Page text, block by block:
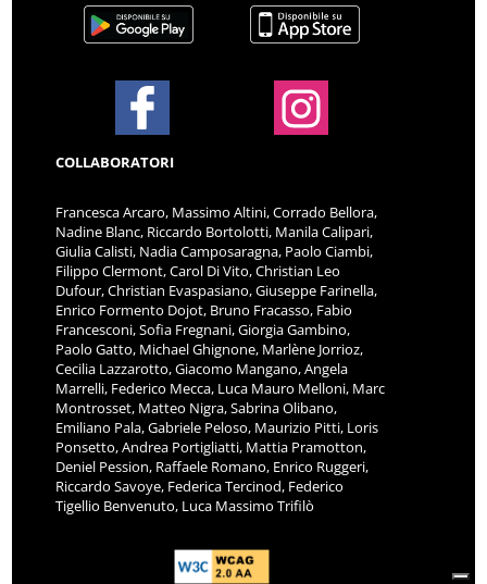
COLLABORATORI
Francesca Arcaro, Massimo Altini, Corrado Bellora,
Nadine Blanc, Riccardo Bortolotti, Manila Calipari,
Giulia Calisti, Nadia Camposaragna, Paolo Ciambi,
Filippo Clermont, Carol Di Vito, Christian Leo
Dufour, Christian Evaspasiano, Giuseppe Farinella,
Enrico Formento Dojot, Bruno Fracasso, Fabio
Francesconi, Sofia Fregnani, Giorgia Gambino,
Paolo Gatto, Michael Ghignone, Marlène Jorrioz,
Cecilia Lazzarotto, Giacomo Mangano, Angela
Marrelli, Federico Mecca, Luca Mauro Melloni, Marc
Montrosset, Matteo Nigra, Sabrina Olibano,
Emiliano Pala, Gabriele Peloso, Maurizio Pitti, Loris
Ponsetto, Andrea Portigliatti, Mattia Pramotton,
Deniel Pession, Raffaele Romano, Enrico Ruggeri,
Riccardo Savoye, Federica Tercinod, Federico
Tigellio Benvenuto, Luca Massimo Trifilò